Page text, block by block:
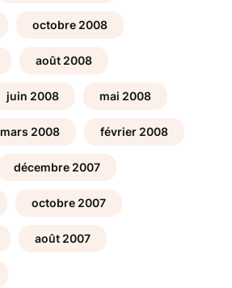
octobre 2008
août 2008
juin 2008 mai 2008
mars 2008 février 2008
décembre 2007
octobre 2007
août 2007